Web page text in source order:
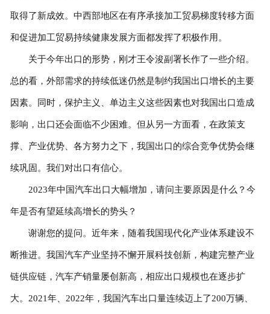
取得了新成效。中西部地区在有序承接加工贸易梯度转移方面
和促进加工贸易持续健康发展方面都发挥了积极作用。
关于今年出口的形势，刚才王令浚副署长作了一些介绍。
总的看，外部需求的持续低迷仍然是制约我国出口增长的主要
因素。同时，保护主义、单边主义这些因素也对我国出口造成
影响，出口还会面临不少困难。但从另一方面看，在政策支
撑、产业优势、各方努力之下，我国出口的综合竞争优势会继
续巩固。我们对出口有信心。
2023年中国汽车出口大幅增加，请问主要原因是什么？今
年是否有望延续高增长的势头？
谢谢您的提问。近年来，随着我国现代化产业体系建设不
断推进。我国汽车产业坚持不懈开展科技创新，构建完整产业
链供应链，汽车产销量屡创新高，相应出口规模也在逐步扩
大。2021年、2022年，我国汽车出口量连续迈上了200万辆、